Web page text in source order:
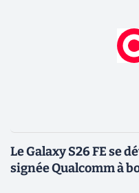
Le Galaxy S26 FE se
signée Qualcomm à